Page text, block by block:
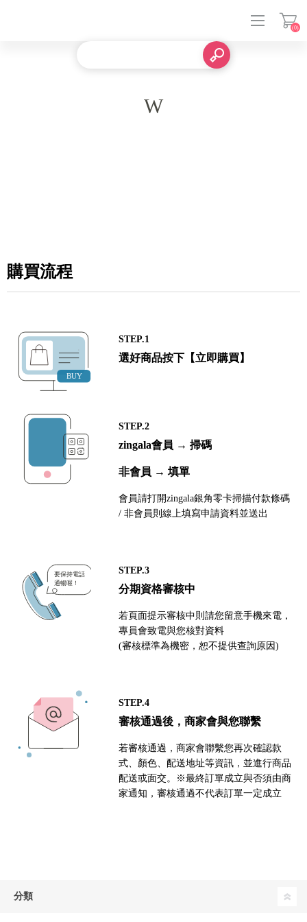
(0)
W
購買流程
STEP.1
選好商品按下【立即購買】
STEP.2
zingala會員 → 掃碼
非會員 → 填單
會員請打開zingala銀角零卡掃描付款條碼
/ 非會員則線上填寫申請資料並送出
STEP.3
分期資格審核中
若頁面提示審核中則請您留意手機來電，
專員會致電與您核對資料
(審核標準為機密，恕不提供查詢原因)
STEP.4
審核通過後，商家會與您聯繫
若審核通過，商家會聯繫您再次確認款
式、顏色、配送地址等資訊，並進行商品
配送或面交。※最終訂單成立與否須由商
家通知，審核通過不代表訂單一定成立
分類